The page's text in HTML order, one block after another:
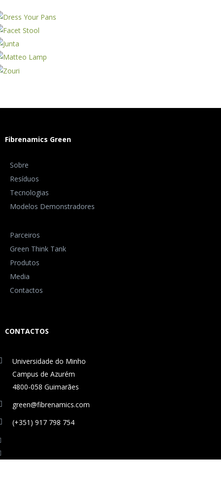
Fibrenamics Green
Sobre
Resíduos
Tecnologias
Modelos Demonstradores
Parceiros
Green Think Tank
Produtos
Media
Contactos
CONTACTOS
Universidade do Minho
Campus de Azurém
4800-058 Guimarães
green@fibrenamics.com
(+351) 917 798 754